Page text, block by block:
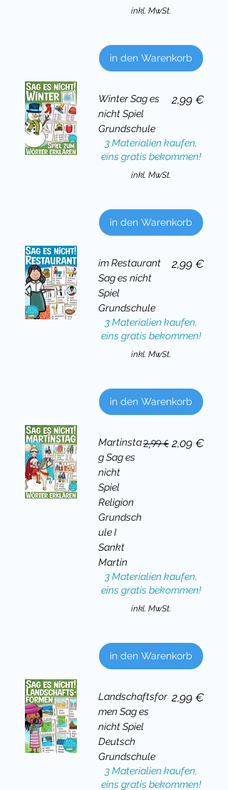
inkl. MwSt.
in den Warenkorb
Winter Sag es
nicht Spiel
Grundschule
Preis
2,99 €
3 Materialien kaufen,
eins gratis bekommen!
inkl. MwSt.
in den Warenkorb
im Restaurant
Sag es nicht
Spiel
Grundschule
Preis
2,99 €
3 Materialien kaufen,
eins gratis bekommen!
inkl. MwSt.
in den Warenkorb
Martinsta
g Sag es
nicht
Spiel
Religion
Grundsch
ule I
Sankt
Martin
Standardpreis
2,99 € Sale-Preis
2,09 €
3 Materialien kaufen,
eins gratis bekommen!
inkl. MwSt.
in den Warenkorb
Landschaftsfor
men Sag es
nicht Spiel
Deutsch
Grundschule
Preis
2,99 €
3 Materialien kaufen,
eins gratis bekommen!